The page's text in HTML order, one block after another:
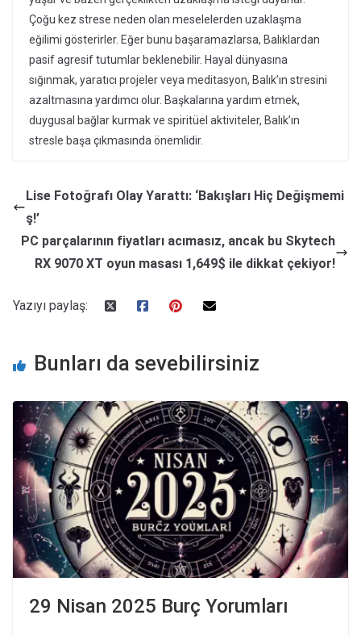
Çoğu kez strese neden olan meselelerden uzaklaşma
eğilimi gösterirler. Eğer bunu başaramazlarsa, Balıklardan
pasif agresif tutumlar beklenebilir. Hayal dünyasına
sığınmak, yaratıcı projeler veya meditasyon, Balık’ın stresini
azaltmasına yardımcı olur. Başkalarına yardım etmek,
duygusal bağlar kurmak ve spiritüel aktiviteler, Balık’ın
stresle başa çıkmasında önemlidir.
Lise Fotoğrafı Olay Yarattı: ‘Bakışları Hiç Değişmemi
ş!’
PC parçalarının fiyatları acımasız, ancak bu Skytech
RX 9070 XT oyun masası 1,649$ ile dikkat çekiyor!
Yazıyı paylaş:
Bunları da sevebilirsiniz
29 Nisan 2025 Burç Yorumları